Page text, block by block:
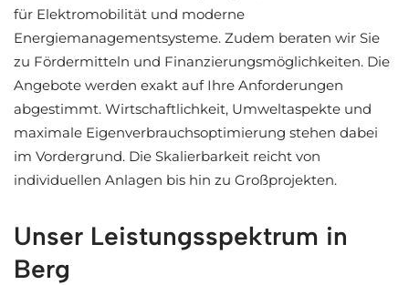
für Elektromobilität und moderne
Energiemanagementsysteme. Zudem beraten wir Sie
zu Fördermitteln und Finanzierungsmöglichkeiten. Die
Angebote werden exakt auf Ihre Anforderungen
abgestimmt. Wirtschaftlichkeit, Umweltaspekte und
maximale Eigenverbrauchsoptimierung stehen dabei
im Vordergrund. Die Skalierbarkeit reicht von
individuellen Anlagen bis hin zu Großprojekten.
Unser Leistungsspektrum in
Berg